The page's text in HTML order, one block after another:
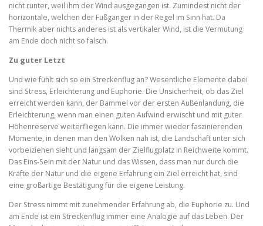
nicht runter, weil ihm der Wind ausgegangen ist. Zumindest nicht der
horizontale, welchen der Fußgänger in der Regel im Sinn hat. Da
Thermik aber nichts anderes ist als vertikaler Wind, ist die Vermutung
am Ende doch nicht so falsch.
Zu guter Letzt
Und wie fühlt sich so ein Streckenflug an? Wesentliche Elemente dabei
sind Stress, Erleichterung und Euphorie. Die Unsicherheit, ob das Ziel
erreicht werden kann, der Bammel vor der ersten Außenlandung, die
Erleichterung, wenn man einen guten Aufwind erwischt und mit guter
Höhenreserve weiterfliegen kann. Die immer wieder faszinierenden
Momente, in denen man den Wolken nah ist, die Landschaft unter sich
vorbeiziehen sieht und langsam der Zielflugplatz in Reichweite kommt.
Das Eins-Sein mit der Natur und das Wissen, dass man nur durch die
Kräfte der Natur und die eigene Erfahrung ein Ziel erreicht hat, sind
eine großartige Bestätigung für die eigene Leistung.
Der Stress nimmt mit zunehmender Erfahrung ab, die Euphorie zu. Und
am Ende ist ein Streckenflug immer eine Analogie auf das Leben. Der